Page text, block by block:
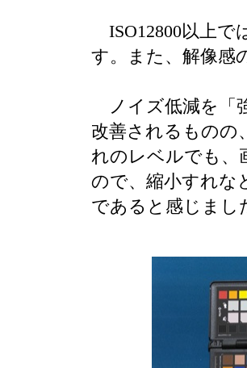
ISO12800以上で
す。また、解像感
ノイズ低減を「
改善されるものの
れのレベルでも、
ので、縮小すれな
であると感じまし